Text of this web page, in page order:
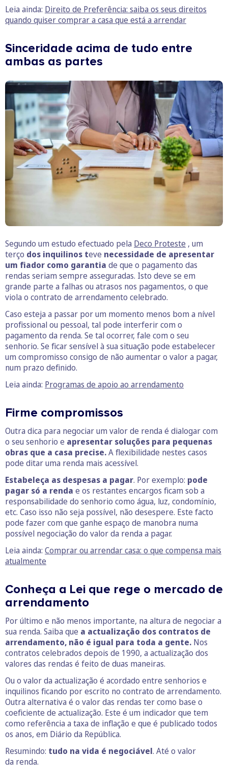
Leia ainda: Direito de Preferência: saiba os seus direitos
quando quiser comprar a casa que está a arrendar
Sinceridade acima de tudo entre
ambas as partes
Segundo um estudo efectuado pela Deco Proteste , um
terço dos inquilinos teve necessidade de apresentar
um fiador como garantia de que o pagamento das
rendas seriam sempre asseguradas. Isto deve se em
grande parte a falhas ou atrasos nos pagamentos, o que
viola o contrato de arrendamento celebrado.
Caso esteja a passar por um momento menos bom a nível
profissional ou pessoal, tal pode interferir com o
pagamento da renda. Se tal ocorrer, fale com o seu
senhorio. Se ficar sensível à sua situação pode estabelecer
um compromisso consigo de não aumentar o valor a pagar,
num prazo definido.
Leia ainda: Programas de apoio ao arrendamento
Firme compromissos
Outra dica para negociar um valor de renda é dialogar com
o seu senhorio e apresentar soluções para pequenas
obras que a casa precise.A flexibilidade nestes casos
pode ditar uma renda mais acessível.
Estabeleça as despesas a pagar. Por exemplo: pode
pagar só a renda e os restantes encargos ficam sob a
responsabilidade do senhorio como água, luz, condomínio,
etc. Caso isso não seja possível, não desespere. Este facto
pode fazer com que ganhe espaço de manobra numa
possível negociação do valor da renda a pagar.
Leia ainda: Comprar ou arrendar casa: o que compensa mais
atualmente
Conheça a Lei que rege o mercado de
arrendamento
Por último e não menos importante, na altura de negociar a
sua renda. Saiba que a actualização dos contratos de
arrendamento, não é igual para toda a gente. Nos
contratos celebrados depois de 1990, a actualização dos
valores das rendas é feito de duas maneiras.
Ou o valor da actualização é acordado entre senhorios e
inquilinos ficando por escrito no contrato de arrendamento.
Outra alternativa é o valor das rendas ter como base o
coeficiente de actualização. Este é um indicador que tem
como referência a taxa de inflação e que é publicado todos
os anos, em Diário da República.
Resumindo: tudo na vida é negociável. Até o valor
da renda.